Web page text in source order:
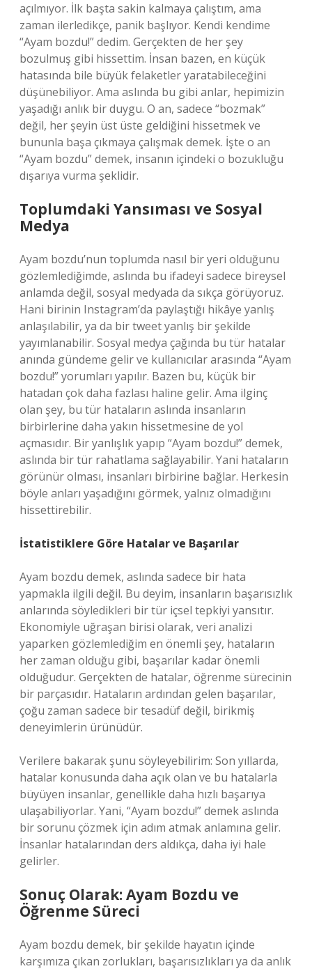
açılmıyor. İlk başta sakin kalmaya çalıştım, ama
zaman ilerledikçe, panik başlıyor. Kendi kendime
“Ayam bozdu!” dedim. Gerçekten de her şey
bozulmuş gibi hissettim. İnsan bazen, en küçük
hatasında bile büyük felaketler yaratabileceğini
düşünebiliyor. Ama aslında bu gibi anlar, hepimizin
yaşadığı anlık bir duygu. O an, sadece “bozmak”
değil, her şeyin üst üste geldiğini hissetmek ve
bununla başa çıkmaya çalışmak demek. İşte o an
“Ayam bozdu” demek, insanın içindeki o bozukluğu
dışarıya vurma şeklidir.
Toplumdaki Yansıması ve Sosyal
Medya
Ayam bozdu’nun toplumda nasıl bir yeri olduğunu
gözlemlediğimde, aslında bu ifadeyi sadece bireysel
anlamda değil, sosyal medyada da sıkça görüyoruz.
Hani birinin Instagram’da paylaştığı hikâye yanlış
anlaşılabilir, ya da bir tweet yanlış bir şekilde
yayımlanabilir. Sosyal medya çağında bu tür hatalar
anında gündeme gelir ve kullanıcılar arasında “Ayam
bozdu!” yorumları yapılır. Bazen bu, küçük bir
hatadan çok daha fazlası haline gelir. Ama ilginç
olan şey, bu tür hataların aslında insanların
birbirlerine daha yakın hissetmesine de yol
açmasıdır. Bir yanlışlık yapıp “Ayam bozdu!” demek,
aslında bir tür rahatlama sağlayabilir. Yani hataların
görünür olması, insanları birbirine bağlar. Herkesin
böyle anları yaşadığını görmek, yalnız olmadığını
hissettirebilir.
İstatistiklere Göre Hatalar ve Başarılar
Ayam bozdu demek, aslında sadece bir hata
yapmakla ilgili değil. Bu deyim, insanların başarısızlık
anlarında söyledikleri bir tür içsel tepkiyi yansıtır.
Ekonomiyle uğraşan birisi olarak, veri analizi
yaparken gözlemlediğim en önemli şey, hataların
her zaman olduğu gibi, başarılar kadar önemli
olduğudur. Gerçekten de hatalar, öğrenme sürecinin
bir parçasıdır. Hataların ardından gelen başarılar,
çoğu zaman sadece bir tesadüf değil, birikmiş
deneyimlerin ürünüdür.
Verilere bakarak şunu söyleyebilirim: Son yıllarda,
hatalar konusunda daha açık olan ve bu hatalarla
büyüyen insanlar, genellikle daha hızlı başarıya
ulaşabiliyorlar. Yani, “Ayam bozdu!” demek aslında
bir sorunu çözmek için adım atmak anlamına gelir.
İnsanlar hatalarından ders aldıkça, daha iyi hale
gelirler.
Sonuç Olarak: Ayam Bozdu ve
Öğrenme Süreci
Ayam bozdu demek, bir şekilde hayatın içinde
karşımıza çıkan zorlukları, başarısızlıkları ya da anlık